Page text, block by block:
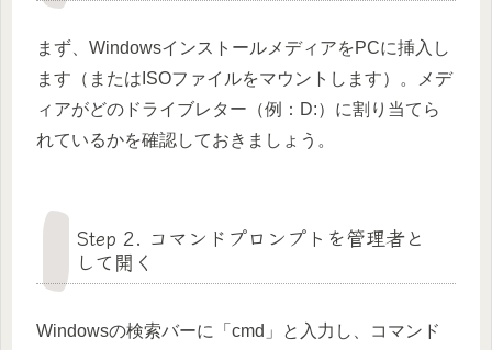
まず、WindowsインストールメディアをPCに挿入し
ます（またはISOファイルをマウントします）。メデ
ィアがどのドライブレター（例：D:）に割り当てら
れているかを確認しておきましょう。
Step 2. コマンドプロンプトを管理者と
して開く
Windowsの検索バーに「cmd」と入力し、コマンド